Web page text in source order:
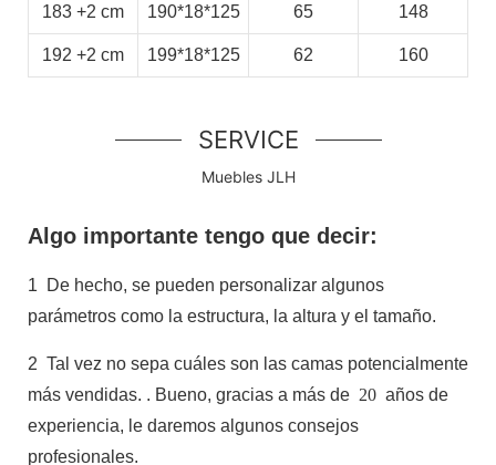
183 +2 cm 190*18*125 65 148
192 +2 cm 199*18*125 62 160
SERVICE
Muebles JLH
Algo importante tengo que decir:
1
De hecho, se pueden personalizar algunos
parámetros como la estructura, la altura y el tamaño.
2 Tal vez no sepa cuáles son las camas potencialmente
más vendidas. . Bueno, gracias a más de 20 años de
experiencia, le daremos algunos consejos
profesionales.